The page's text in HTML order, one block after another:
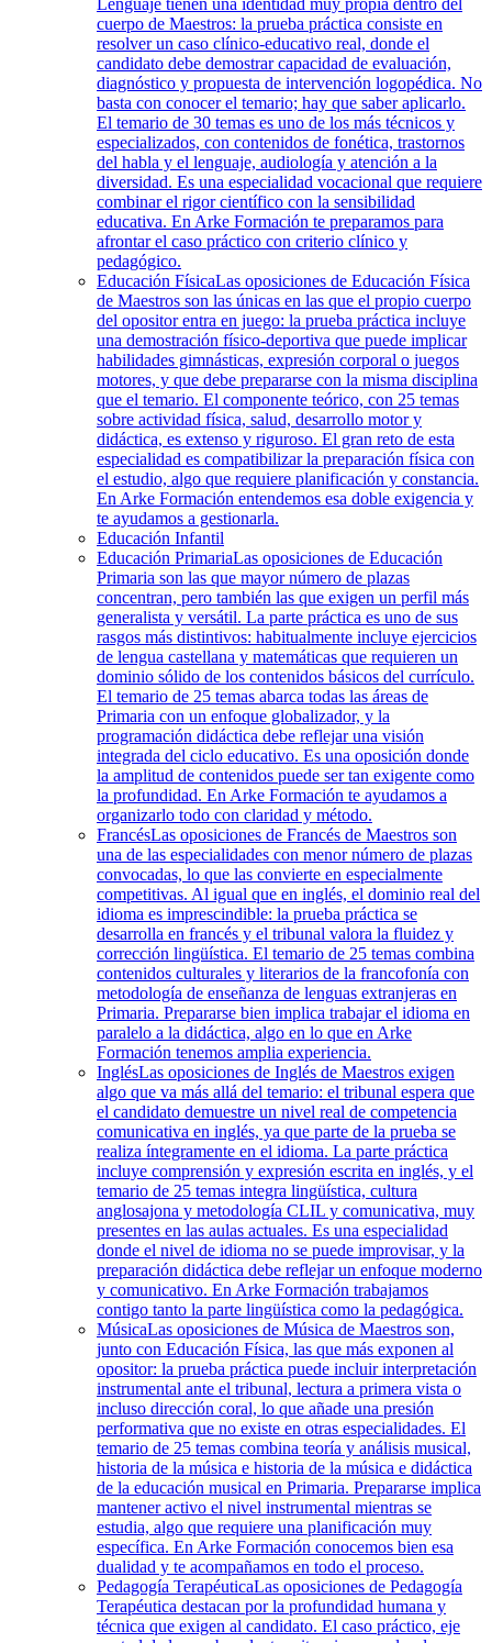
Lenguaje tienen una identidad muy propia dentro del
cuerpo de Maestros: la prueba práctica consiste en
resolver un caso clínico-educativo real, donde el
candidato debe demostrar capacidad de evaluación,
diagnóstico y propuesta de intervención logopédica. No
basta con conocer el temario; hay que saber aplicarlo.
El temario de 30 temas es uno de los más técnicos y
especializados, con contenidos de fonética, trastornos
del habla y el lenguaje, audiología y atención a la
diversidad. Es una especialidad vocacional que requiere
combinar el rigor científico con la sensibilidad
educativa. En Arke Formación te preparamos para
afrontar el caso práctico con criterio clínico y
pedagógico.
Educación FísicaLas oposiciones de Educación Física
de Maestros son las únicas en las que el propio cuerpo
del opositor entra en juego: la prueba práctica incluye
una demostración físico-deportiva que puede implicar
habilidades gimnásticas, expresión corporal o juegos
motores, y que debe prepararse con la misma disciplina
que el temario. El componente teórico, con 25 temas
sobre actividad física, salud, desarrollo motor y
didáctica, es extenso y riguroso. El gran reto de esta
especialidad es compatibilizar la preparación física con
el estudio, algo que requiere planificación y constancia.
En Arke Formación entendemos esa doble exigencia y
te ayudamos a gestionarla.
Educación Infantil
Educación PrimariaLas oposiciones de Educación
Primaria son las que mayor número de plazas
concentran, pero también las que exigen un perfil más
generalista y versátil. La parte práctica es uno de sus
rasgos más distintivos: habitualmente incluye ejercicios
de lengua castellana y matemáticas que requieren un
dominio sólido de los contenidos básicos del currículo.
El temario de 25 temas abarca todas las áreas de
Primaria con un enfoque globalizador, y la
programación didáctica debe reflejar una visión
integrada del ciclo educativo. Es una oposición donde
la amplitud de contenidos puede ser tan exigente como
la profundidad. En Arke Formación te ayudamos a
organizarlo todo con claridad y método.
FrancésLas oposiciones de Francés de Maestros son
una de las especialidades con menor número de plazas
convocadas, lo que las convierte en especialmente
competitivas. Al igual que en inglés, el dominio real del
idioma es imprescindible: la prueba práctica se
desarrolla en francés y el tribunal valora la fluidez y
corrección lingüística. El temario de 25 temas combina
contenidos culturales y literarios de la francofonía con
metodología de enseñanza de lenguas extranjeras en
Primaria. Prepararse bien implica trabajar el idioma en
paralelo a la didáctica, algo en lo que en Arke
Formación tenemos amplia experiencia.
InglésLas oposiciones de Inglés de Maestros exigen
algo que va más allá del temario: el tribunal espera que
el candidato demuestre un nivel real de competencia
comunicativa en inglés, ya que parte de la prueba se
realiza íntegramente en el idioma. La parte práctica
incluye comprensión y expresión escrita en inglés, y el
temario de 25 temas integra lingüística, cultura
anglosajona y metodología CLIL y comunicativa, muy
presentes en las aulas actuales. Es una especialidad
donde el nivel de idioma no se puede improvisar, y la
preparación didáctica debe reflejar un enfoque moderno
y comunicativo. En Arke Formación trabajamos
contigo tanto la parte lingüística como la pedagógica.
MúsicaLas oposiciones de Música de Maestros son,
junto con Educación Física, las que más exponen al
opositor: la prueba práctica puede incluir interpretación
instrumental ante el tribunal, lectura a primera vista o
incluso dirección coral, lo que añade una presión
performativa que no existe en otras especialidades. El
temario de 25 temas combina teoría y análisis musical,
historia de la música e historia de la música e didáctica
de la educación musical en Primaria. Prepararse implica
mantener activo el nivel instrumental mientras se
estudia, algo que requiere una planificación muy
específica. En Arke Formación conocemos bien esa
dualidad y te acompañamos en todo el proceso.
Pedagogía TerapéuticaLas oposiciones de Pedagogía
Terapéutica destacan por la profundidad humana y
técnica que exigen al candidato. El caso práctico, eje